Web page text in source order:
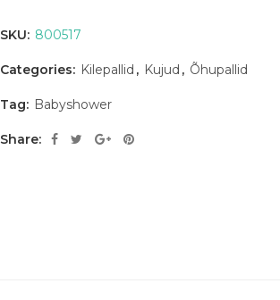
SKU: 800517
Categories: Kilepallid , Kujud , Õhupallid
Tag: Babyshower
Share: